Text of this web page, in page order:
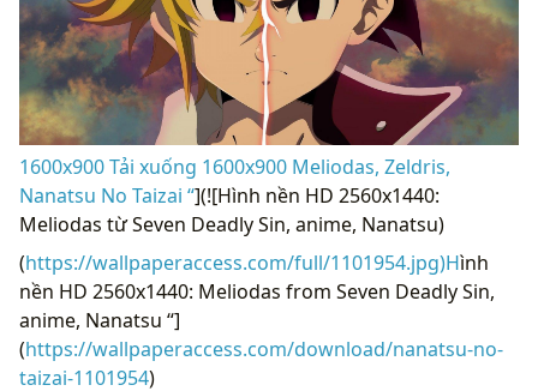
1600x900 Tải xuống 1600x900 Meliodas, Zeldris,
Nanatsu No Taizai “](![Hình nền HD 2560x1440:
Meliodas từ Seven Deadly Sin, anime, Nanatsu)
(https://wallpaperaccess.com/full/1101954.jpg)Hình
nền HD 2560x1440: Meliodas from Seven Deadly Sin,
anime, Nanatsu “]
(https://wallpaperaccess.com/download/nanatsu-no-
taizai-1101954)